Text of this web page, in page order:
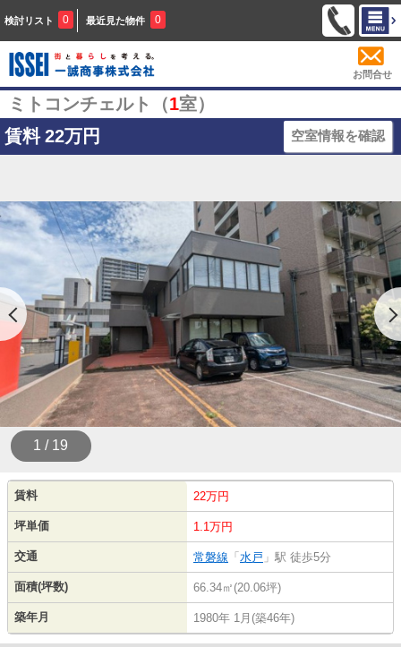
検討リスト 0 最近見た物件 0
お問合せ
ミトコンチェルト（1室）
賃料 22万円 空室情報を確認
1 / 19
賃料 22万円
坪単価 1.1万円
交通 常磐線 「 水戸 」駅 徒歩5分
面積(坪数) 66.34㎡(20.06坪)
築年月 1980年 1月(築46年)